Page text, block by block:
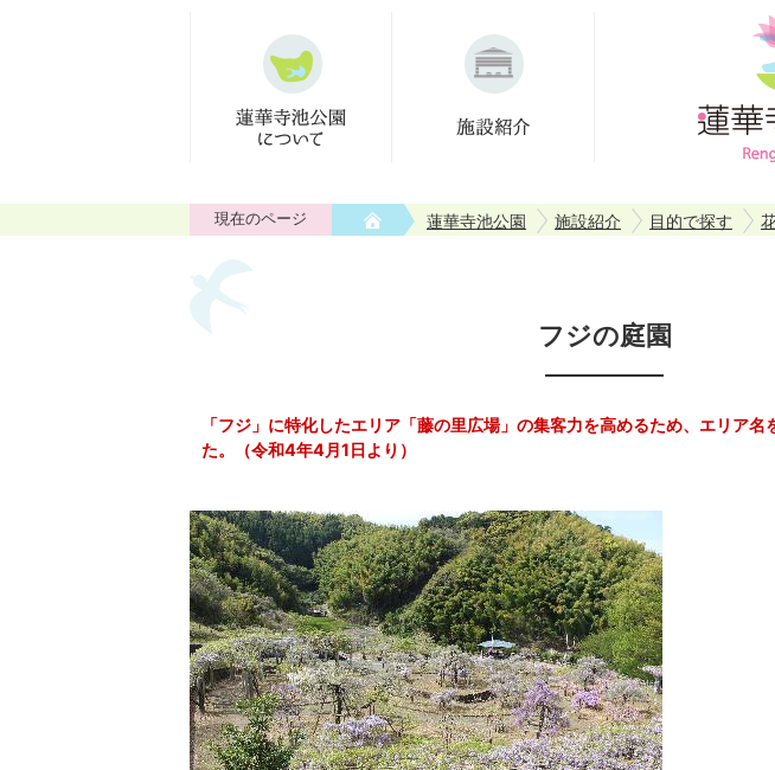
現在のページ 蓮華寺池公園 施設紹介 目的で探す
フジの庭園
「フジ」に特化したエリア「藤の里広場」の集客力を高めるため、エリア
た。（令和4年4月1日より）